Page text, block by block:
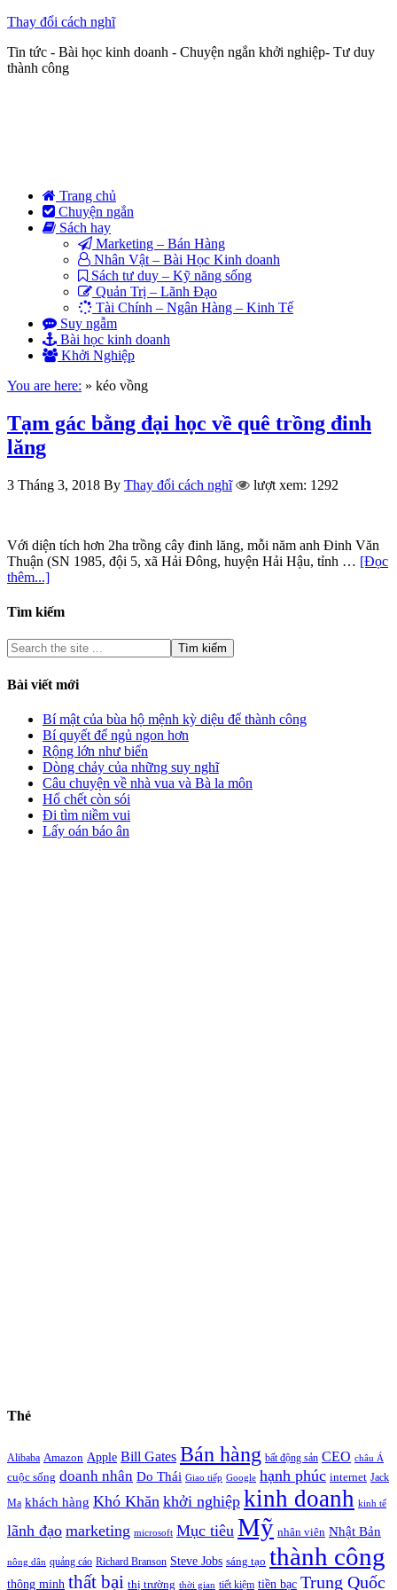
Thay đổi cách nghĩ
Tin tức - Bài học kinh doanh - Chuyện ngắn khởi nghiệp- Tư duy
thành công
Trang chủ
Chuyện ngắn
Sách hay
Marketing – Bán Hàng
Nhân Vật – Bài Học Kinh doanh
Sách tư duy – Kỹ năng sống
Quản Trị – Lãnh Đạo
Tài Chính – Ngân Hàng – Kinh Tế
Suy ngẫm
Bài học kinh doanh
Khởi Nghiệp
You are here: » kéo vồng
Tạm gác bằng đại học về quê trồng đinh
lăng
3 Tháng 3, 2018 By Thay đổi cách nghĩ lượt xem: 1292
Với diện tích hơn 2ha trồng cây đinh lăng, mỗi năm anh Đinh Văn
Thuận (SN 1985, đội 5, xã Hải Đông, huyện Hải Hậu, tỉnh … [Đọc
thêm...]
Tìm kiếm
Bài viết mới
Bí mật của bùa hộ mệnh kỳ diệu để thành công
Bí quyết để ngủ ngon hơn
Rộng lớn như biển
Dòng chảy của những suy nghĩ
Câu chuyện về nhà vua và Bà la môn
Hổ chết còn sói
Đi tìm niềm vui
Lấy oán báo ân
Thẻ
Alibaba Amazon Apple Bill Gates Bán hàng bất động sản CEO châu Á
cuộc sống doanh nhân Do Thái Giao tiếp Google hạnh phúc internet Jack
Ma khách hàng Khó Khăn khởi nghiệp kinh doanh kinh tế
lãnh đạo marketing microsoft Mục tiêu Mỹ nhân viên Nhật Bản
nông dân quảng cáo Richard Branson Steve Jobs sáng tạo thành công
thông minh thất bại thị trường thời gian tiết kiệm tiền bạc Trung Quốc